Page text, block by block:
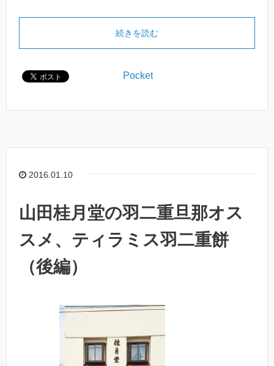
続きを読む
Pocket
2016.01.10
山田桂月堂の羽二重旦那オス
スメ、ティラミス羽二重餅
（後編）